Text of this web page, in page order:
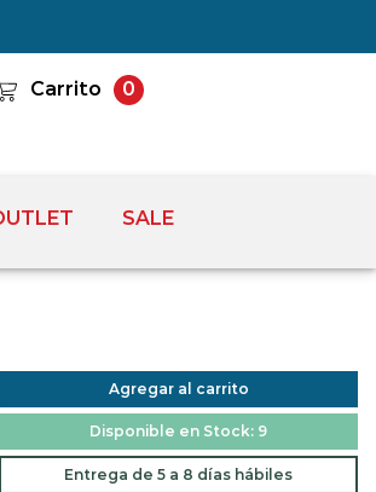
Carrito 0
SALE
Agregar al carrito
Disponible en Stock: 9
Entrega de 5 a 8 días hábiles